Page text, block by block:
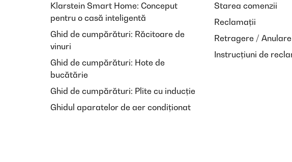
Klarstein Smart Home: Conceput
pentru o casă inteligentă
Ghid de cumpărături: Răcitoare de
vinuri
Ghid de cumpărături: Hote de
bucătărie
Ghid de cumpărături: Plite cu inducție
Ghidul aparatelor de aer condiționat
Starea comenzii
Reclamații
Retragere /
Instrucțiuni de